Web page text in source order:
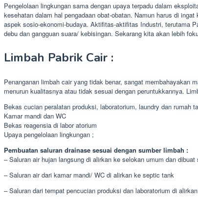
Pengelolaan lingkungan sama dengan upaya terpadu dalam
kesehatan dalam hal pengadaan obat-obatan. Namun harus di
aspek sosio-ekonomi-budaya. Aktifitas-aktifitas Industri, terutama
debu dan gangguan suara/ kebisingan. Sekarang kita akan lebih
Limbah Pabrik Cair :
Penanganan limbah cair yang tidak benar, sangat membahayakan
menurun kualitasnya atau tidak sesuai dengan peruntukkannya.
Bekas cucian peralatan produksi, laboratorium, laundry dan rumah
Kamar mandi dan WC
Bekas reagensia di labor atorium
Upaya pengelolaan lingkungan ;
Pembuatan saluran drainase sesuai dengan sumber limbah :
– Saluran air hujan langsung di alirkan ke selokan umum dan dibuat
– Saluran air dari kamar mandi/ WC di alirkan ke septic tank
– Saluran dari tempat pencucian produksi dan laboratorium di